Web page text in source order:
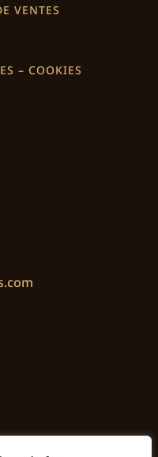
VENTES
– COOKIES